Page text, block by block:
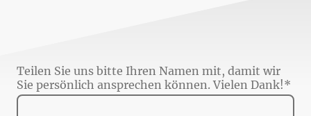
Teilen Sie uns bitte Ihren Namen mit, damit wir
Sie persönlich ansprechen können. Vielen Dank!*